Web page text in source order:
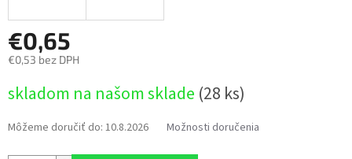
€0,65
€0,53 bez DPH
cena:
skladom na našom sklade (28 ks)
Môžeme doručiť do: 10.8.2026 Možnosti doručenia